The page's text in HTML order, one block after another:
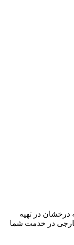
با 25 سال سابقه درخشان در تهیه
در خدمت شما